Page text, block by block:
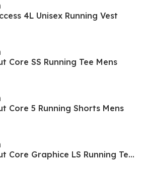
4L Unisex Running Vest
Core SS Running Tee Mens
Core 5 Running Shorts Mens
SHAKEout Core Graphice LS Running Tee Mens